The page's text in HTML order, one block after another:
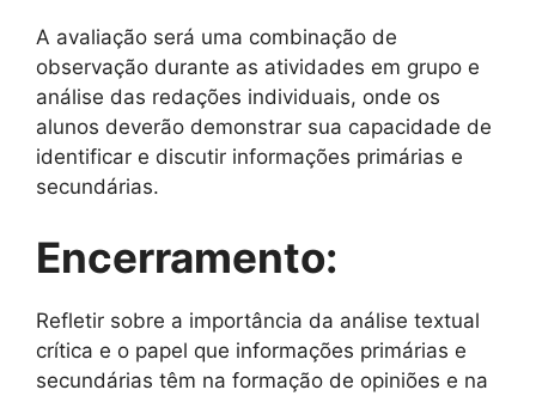
A avaliação será uma combinação de
observação durante as atividades em grupo e
análise das redações individuais, onde os
alunos deverão demonstrar sua capacidade de
identificar e discutir informações primárias e
secundárias.
Encerramento:
Refletir sobre a importância da análise textual
crítica e o papel que informações primárias e
secundárias têm na formação de opiniões e na